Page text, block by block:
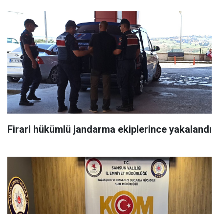
Firari hükümlü jandarma ekiplerince yakalandı